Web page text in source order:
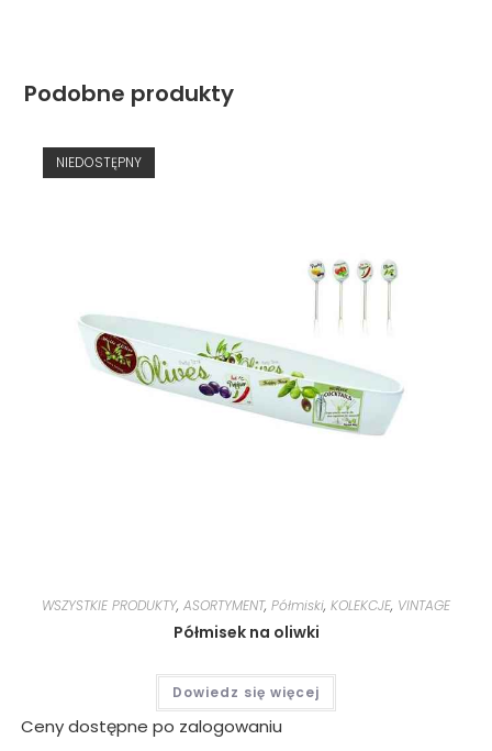
Podobne produkty
NIEDOSTĘPNY
WSZYSTKIE PRODUKTY, ASORTYMENT, Półmiski, KOLEKCJE, VINTAGE
Półmisek na oliwki
Dowiedz się więcej
Ceny dostępne po zalogowaniu